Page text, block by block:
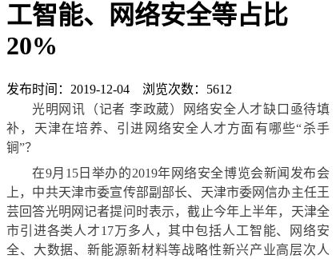
工智能、网络安全等占比
20%
发布时间：2019-12-04 浏览次数：5612
光明网讯（记者 李政葳）网络安全人才缺口亟待填
补，天津在培养、引进网络安全人才方面有哪些“杀手
锏”？
在9月15日举办的2019年网络安全博览会新闻发布会
上，中共天津市委宣传部副部长、天津市委网信办主任王
芸回答光明网记者提问时表示，截止今年上半年，天津全
市引进各类人才17万多人，其中包括人工智能、网络安
全、大数据、新能源新材料等战略性新兴产业高层次人